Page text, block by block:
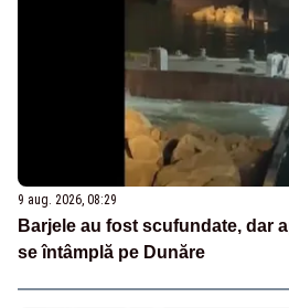
9 aug. 2026, 08:29
Barjele au fost scufundate, dar
se întâmplă pe Dunăre